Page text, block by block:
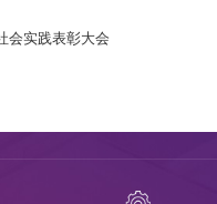
会实践表彰大会